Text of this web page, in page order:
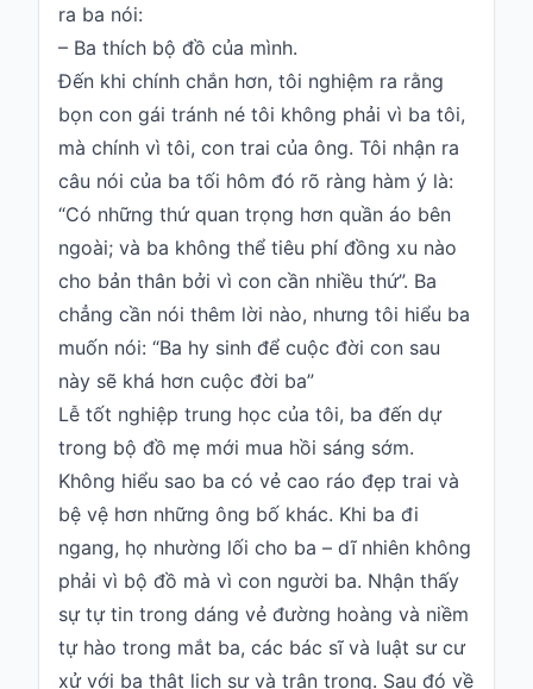
ra ba nói:
– Ba thích bộ đồ của mình.
Đến khi chính chắn hơn, tôi nghiệm ra rằng
bọn con gái tránh né tôi không phải vì ba tôi,
mà chính vì tôi, con trai của ông. Tôi nhận ra
câu nói của ba tối hôm đó rõ ràng hàm ý là:
“Có những thứ quan trọng hơn quần áo bên
ngoài; và ba không thể tiêu phí đồng xu nào
cho bản thân bởi vì con cần nhiều thứ”. Ba
chẳng cần nói thêm lời nào, nhưng tôi hiểu ba
muốn nói: “Ba hy sinh để cuộc đời con sau
này sẽ khá hơn cuộc đời ba”
Lễ tốt nghiệp trung học của tôi, ba đến dự
trong bộ đồ mẹ mới mua hồi sáng sớm.
Không hiểu sao ba có vẻ cao ráo đẹp trai và
bệ vệ hơn những ông bố khác. Khi ba đi
ngang, họ nhường lối cho ba – dĩ nhiên không
phải vì bộ đồ mà vì con người ba. Nhận thấy
sự tự tin trong dáng vẻ đường hoàng và niềm
tự hào trong mắt ba, các bác sĩ và luật sư cư
xử với ba thật lịch sự và trân trọng. Sau đó về